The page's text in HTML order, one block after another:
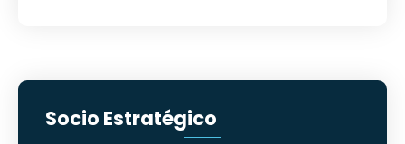
Socio Estratégico